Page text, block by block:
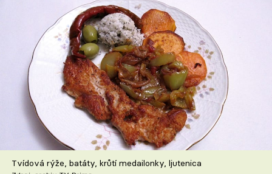
Recepty
Články
TV Program
Škola vaření
Recepty z TV
Speciál: Cuketa
Tvídová rýže, batáty, krůtí medailonky, ljutenica